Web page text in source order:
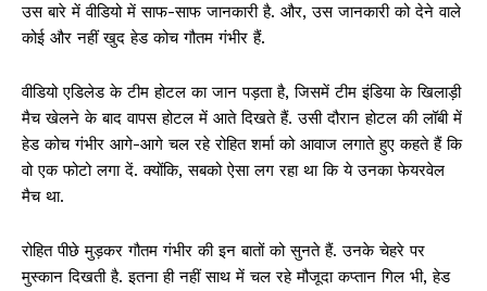
उस बारे में वीडियो में साफ-साफ जानकारी है. और, उस जानकारी को देने वाले
कोई और नहीं खुद हेड कोच गौतम गंभीर हैं.
वीडियो एडिलेड के टीम होटल का जान पड़ता है, जिसमें टीम इंडिया के खिलाड़ी
मैच खेलने के बाद वापस होटल में आते दिखते हैं. उसी दौरान होटल की लॉबी में
हेड कोच गंभीर आगे-आगे चल रहे रोहित शर्मा को आवाज लगाते हुए कहते हैं कि
वो एक फोटो लगा दें. क्योंकि, सबको ऐसा लग रहा था कि ये उनका फेयरवेल
मैच था.
रोहित पीछे मुड़कर गौतम गंभीर की इन बातों को सुनते हैं. उनके चेहरे पर
मुस्कान दिखती है. इतना ही नहीं साथ में चल रहे मौजूदा कप्तान गिल भी, हेड